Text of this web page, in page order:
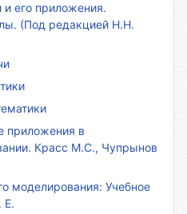
его приложения.
(Под редакцией Н.Н.
приложения в
Красс М.С., Чупрынов
моделирования: Учебное
Е.